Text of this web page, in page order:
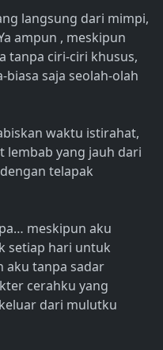
langsung dari mimpi,
ampun , meskipun
tanpa ciri-ciri khusus,
saja seolah-olah
waktu istirahat,
yang jauh dari
telapak
meskipun aku
setiap hari untuk
tanpa sadar
cerahku yang
dari mulutku